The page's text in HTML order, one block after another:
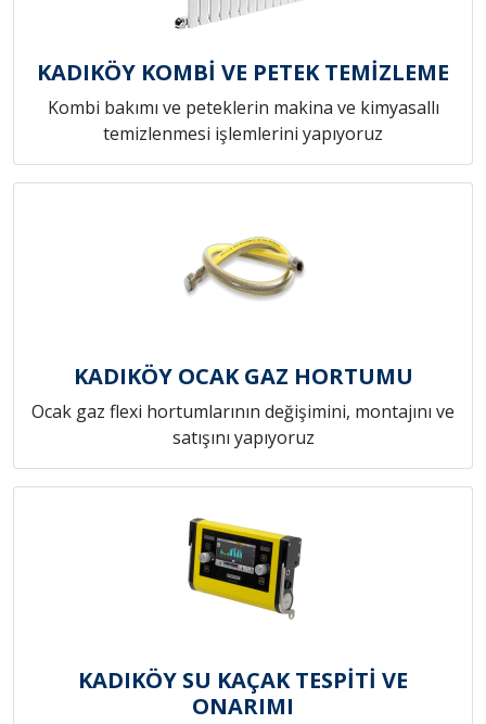
KADIKÖY KOMBİ VE PETEK TEMİZLEME
Kombi bakımı ve peteklerin makina ve kimyasallı
temizlenmesi işlemlerini yapıyoruz
KADIKÖY OCAK GAZ HORTUMU
Ocak gaz flexi hortumlarının değişimini, montajını ve
satışını yapıyoruz
KADIKÖY SU KAÇAK TESPİTİ VE
ONARIMI